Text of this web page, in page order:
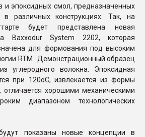
и эпоксидных смол, предназначенных
в различных конструкциях. Так, на
будет представлена новая
Baxxodur System 2202, которая
для формования под высоким
RTM . Демонстрационный образец
углеродного волокна. Эпоксидная
при 120оС, извлекается из формы
отличается хорошими механическими
диапазоном технологических
показаны новые концепции в